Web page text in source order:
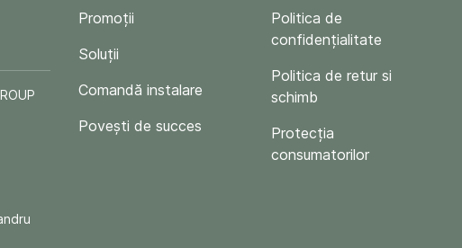
Promoții
Soluții
Comandă instalare
Povești de succes
Politica de
confidențialitate
Politica de retur si
schimb
Protecția
consumatorilor